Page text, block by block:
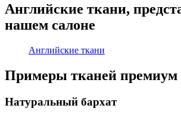
Английские ткани,
нашем салоне
Английские ткани
Примеры тканей премиум
Натуральный бархат